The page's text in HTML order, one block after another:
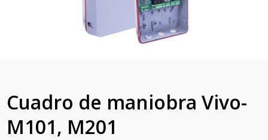
Cuadro de maniobra Vivo-
M101, M201